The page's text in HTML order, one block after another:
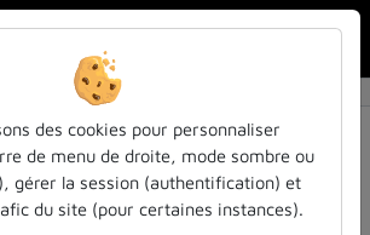
la recherche
pour en retirer) :
et-conferences
des cookies pour personnaliser
de menu de droite, mode sombre ou
gérer la session (authentification) et
du site (pour certaines instances).